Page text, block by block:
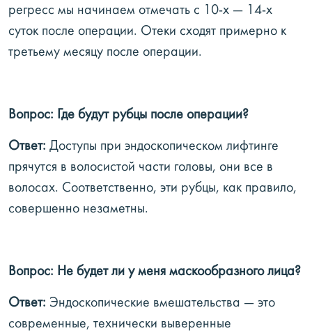
регресс мы начинаем отмечать с 10-х — 14-х
суток после операции. Отеки сходят примерно к
третьему месяцу после операции.
Вопрос: Где будут рубцы после операции?
Ответ: Доступы при эндоскопическом лифтинге
прячутся в волосистой части головы, они все в
волосах. Соответственно, эти рубцы, как правило,
совершенно незаметны.
Вопрос: Не будет ли у меня маскообразного лица?
Ответ: Эндоскопические вмешательства — это
современные, технически выверенные